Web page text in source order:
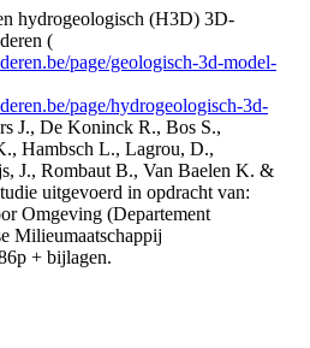
hydrogeologisch (H3D) 3D-
(
page/geologisch-3d-model-
page/hydrogeologisch-3d-
J., De Koninck R., Bos S.,
Hambsch L., Lagrou, D.,
J., Rombaut B., Van Baelen K. &
uitgevoerd in opdracht van:
Omgeving (Departement
Milieumaatschappij
+ bijlagen.